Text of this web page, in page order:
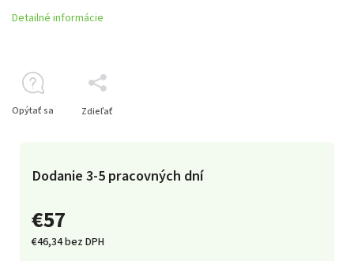
€57
€46,34 bez DPH
Dodanie 3-5 pracovných dní
Detailné informácie
Opýtať sa Zdieľať